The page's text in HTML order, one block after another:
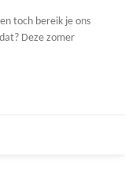
toch bereik je ons
Deze zomer